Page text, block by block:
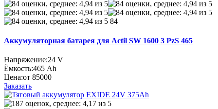
84
Аккумуляторная батарея для Actil SW 1600 3 PzS 465
Напряжение:24 V
Ёмкость:465 Ah
Цена:от 85000
Заказать